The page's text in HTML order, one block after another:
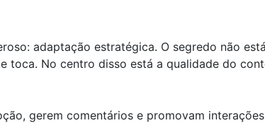
adaptação estratégica. O segredo não
toca. No centro disso está a qualidade do
gerem comentários e promovam